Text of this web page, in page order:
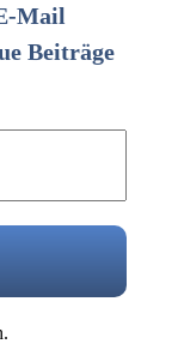
Mail
Beiträge